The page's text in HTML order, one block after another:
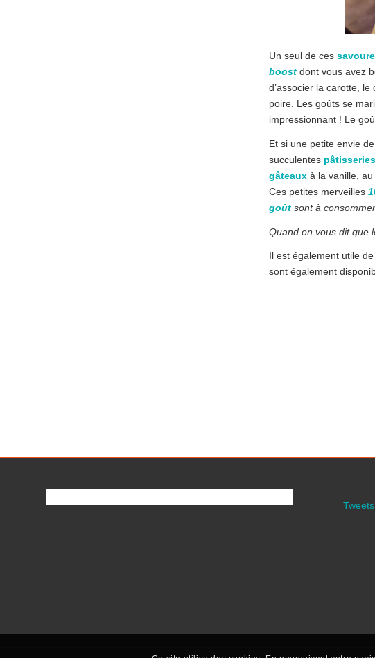
Un seul de ces
boostdont vous avez
d’associer la carotte,
poire. Les goûts se
impressionnant ! Le
Et si une petite envie
succulentes pâtisseries
gâteauxà la vanille, au
Ces petites merveilles
goûtsont à
Quand on vous dit que
Il est également utile
sont également